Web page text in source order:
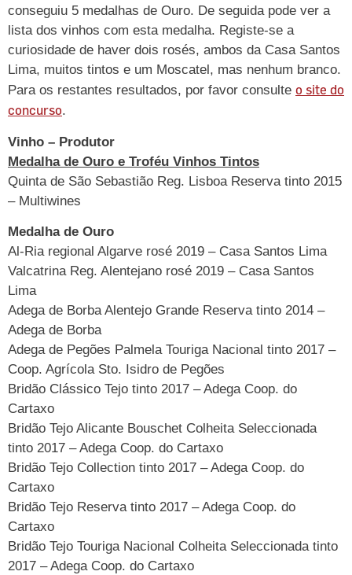
conseguiu 5 medalhas de Ouro. De seguida pode ver a
lista dos vinhos com esta medalha. Registe-se a
curiosidade de haver dois rosés, ambos da Casa Santos
Lima, muitos tintos e um Moscatel, mas nenhum branco.
Para os restantes resultados, por favor consulte o site do
concurso.
Vinho – Produtor
Medalha de Ouro e Troféu Vinhos Tintos
Quinta de São Sebastião Reg. Lisboa Reserva tinto 2015
– Multiwines
Medalha de Ouro
Al-Ria regional Algarve rosé 2019 – Casa Santos Lima
Valcatrina Reg. Alentejano rosé 2019 – Casa Santos
Lima
Adega de Borba Alentejo Grande Reserva tinto 2014 –
Adega de Borba
Adega de Pegões Palmela Touriga Nacional tinto 2017 –
Coop. Agrícola Sto. Isidro de Pegões
Bridão Clássico Tejo tinto 2017 – Adega Coop. do
Cartaxo
Bridão Tejo Alicante Bouschet Colheita Seleccionada
tinto 2017 – Adega Coop. do Cartaxo
Bridão Tejo Collection tinto 2017 – Adega Coop. do
Cartaxo
Bridão Tejo Reserva tinto 2017 – Adega Coop. do
Cartaxo
Bridão Tejo Touriga Nacional Colheita Seleccionada tinto
2017 – Adega Coop. do Cartaxo